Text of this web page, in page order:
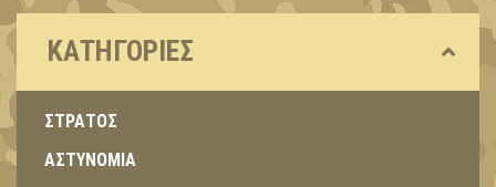
ΚΑΤΗΓΟΡΊΕΣ
ΣΤΡΑΤΟΣ
ΑΣΤΥΝΟΜΙΑ